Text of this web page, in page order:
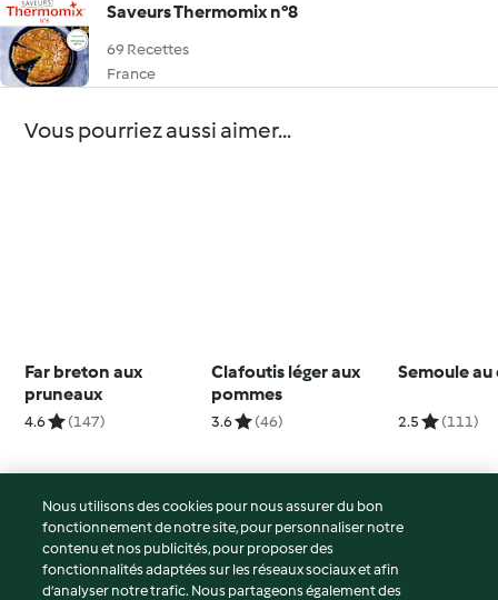
Saveurs Thermomix n°8
69 Recettes
France
Vous pourriez aussi aimer...
Far breton aux
pruneaux
4.6 (147)
Clafoutis léger aux
pommes
3.6 (46)
Semoule
2.5 (111)
© Copyright 2026
Conditions d'utilisation
Nous utilisons des cookies pour nous assurer du bon
fonctionnement de notre site, pour personnaliser notre
contenu et nos publicités, pour proposer des
fonctionnalités adaptées sur les réseaux sociaux et afin
d’analyser notre trafic. Nous partageons également des